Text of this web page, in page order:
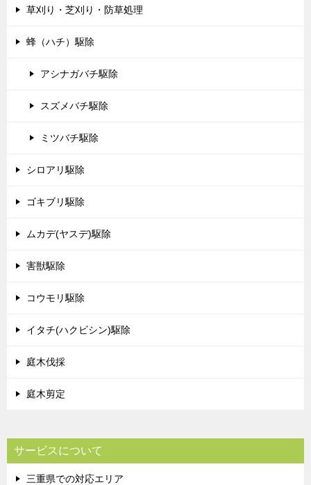
草刈り・芝刈り・防草処理
蜂（ハチ）駆除
アシナガバチ駆除
スズメバチ駆除
ミツバチ駆除
シロアリ駆除
ゴキブリ駆除
ムカデ(ヤスデ)駆除
害獣駆除
コウモリ駆除
イタチ(ハクビシン)駆除
庭木伐採
庭木剪定
サービスについて
三重県での対応エリア